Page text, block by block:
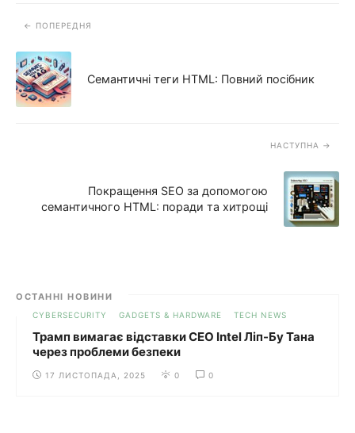
ПОПЕРЕДНЯ
Семантичні теги HTML: Повний посібник
НАСТУПНА
Покращення SEO за допомогою
семантичного HTML: поради та хитрощі
ОСТАННІ НОВИНИ
CYBERSECURITY GADGETS & HARDWARE TECH NEWS
Трамп вимагає відставки CEO Intel Ліп-Бу Тана
через проблеми безпеки
17 ЛИСТОПАДА, 2025 0 0